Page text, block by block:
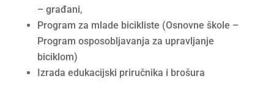
– građani,
Program za mlade bicikliste (Osnovne škole –
Program osposobljavanja za upravljanje
biciklom)
Izrada edukacijski priručnika i brošura